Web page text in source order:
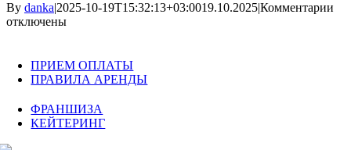
By danka|2025-10-19T15:32:13+03:0019.10.2025|Комментарии
отключены
ПРИЕМ ОПЛАТЫ
ПРАВИЛА АРЕНДЫ
ФРАНШИЗА
КЕЙТЕРИНГ